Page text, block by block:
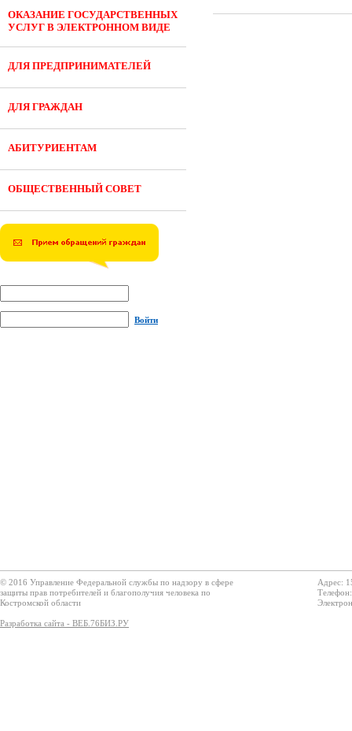
ОКАЗАНИЕ ГОСУДАРСТВЕННЫХ
УСЛУГ В ЭЛЕКТРОННОМ ВИДЕ
ДЛЯ ПРЕДПРИНИМАТЕЛЕЙ
ДЛЯ ГРАЖДАН
АБИТУРИЕНТАМ
ОБЩЕСТВЕННЫЙ СОВЕТ
Войти
© 2016 Управление Федеральной службы по надзору в сфере
защиты прав потребителей и благополучия человека по
Костромской области
Разработка сайта - ВЕБ.76БИЗ.РУ
Адрес: